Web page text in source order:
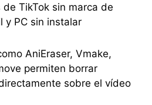
TikTok sin marca de
y PC sin instalar
AniEraser, Vmake,
permiten borrar
sobre el vídeo